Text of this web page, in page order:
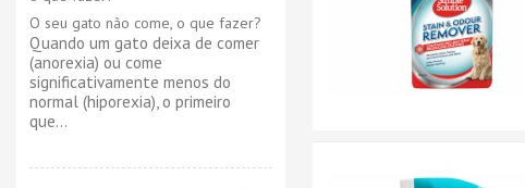
O seu gato não come, o que fazer?
Quando um gato deixa de comer
(anorexia) ou come
significativamente menos do
normal (hiporexia), o primeiro
que...